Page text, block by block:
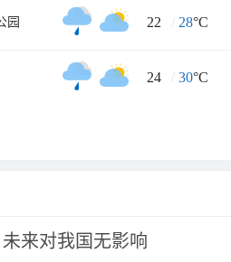
园 22 / 28°C
24 / 30°C
来对我国无影响